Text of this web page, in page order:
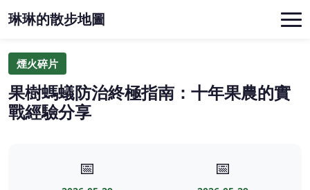
琳琳的散步地圖
煙火碎片
果樹螞蟻防治終極指南：十年果農的實
戰經驗分享
📅 📅